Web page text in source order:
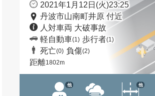
2021年1月12日(火)23:25
丹波市山南町井原 付近
人対車両 大破事故
軽自動車(1) 歩行者(1)
死亡(0) 負傷(2)
距離1802m
他 他